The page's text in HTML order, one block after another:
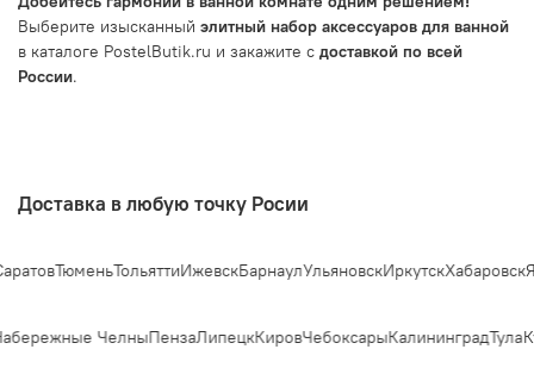
Выберите изысканный элитный набор аксессуаров для ванной
в каталоге PostelButik.ru и закажите с доставкой по всей
России.
Доставка в любую точку Росии
ТюменьТольяттиИжевскБарнаулУльяновскИркутскХабаровск
ЧелныПензаЛипецкКировЧебоксарыКалининградТула
Бутик»!🌸